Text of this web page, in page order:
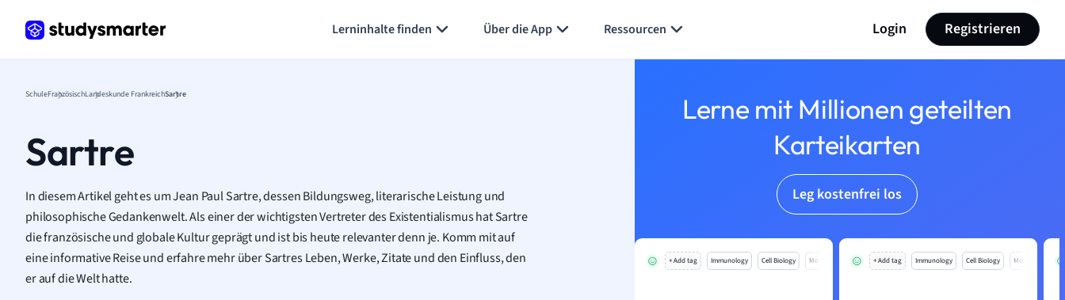
Lerninhalte finden Über die App Ressourcen Login Registrieren
SchuleFranzösischLandeskunde FrankreichSartre
Sartre
In diesem Artikel geht es um Jean Paul Sartre, dessen Bildungsweg, literarische Leistung und
philosophische Gedankenwelt. Als einer der wichtigsten Vertreter des Existentialismus hat Sartre
die französische und globale Kultur geprägt und ist bis heute relevanter denn je. Komm mit auf
eine informative Reise und erfahre mehr über Sartres Leben, Werke, Zitate und den Einfluss, den
er auf die Welt hatte.
Lerne mit Millionen geteilten
Karteikarten
Leg kostenfrei los
+ Add tag Immunology Cell Biology Mo + Add tag Immunology Cell Biology Mo